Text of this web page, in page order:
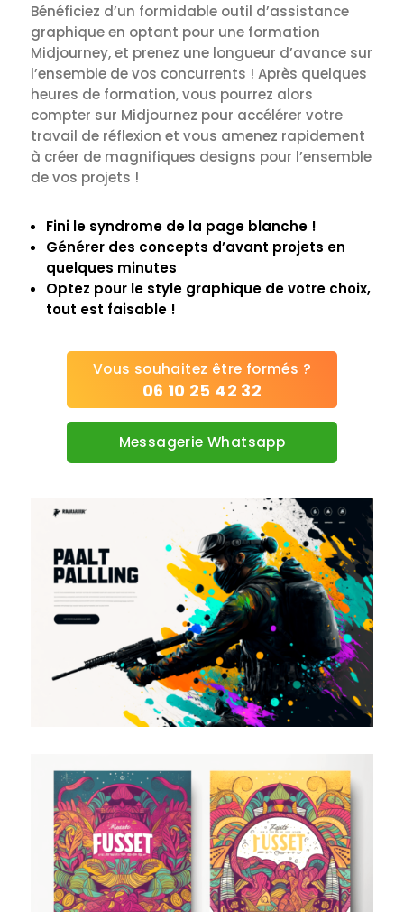
Bénéficiez d’un formidable outil d’assistance
graphique en optant pour une formation
Midjourney, et prenez une longueur d’avance sur
l’ensemble de vos concurrents ! Après quelques
heures de formation, vous pourrez alors
compter sur Midjournez pour accélérer votre
travail de réflexion et vous amenez rapidement
à créer de magnifiques designs pour l’ensemble
de vos projets !
Fini le syndrome de la page blanche !
Générer des concepts d’avant projets en
quelques minutes
Optez pour le style graphique de votre choix,
tout est faisable !
Vous souhaitez être formés ?
06 10 25 42 32
Messagerie Whatsapp